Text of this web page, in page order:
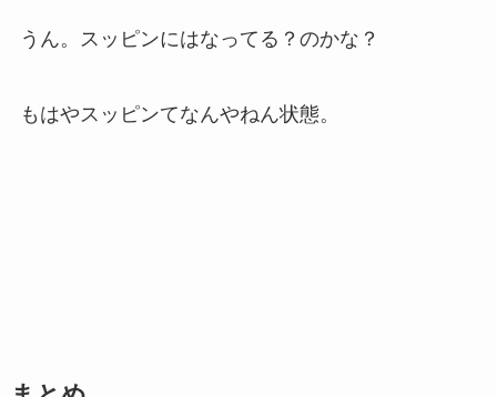
うん。スッピンにはなってる？のかな？
もはやスッピンてなんやねん状態。